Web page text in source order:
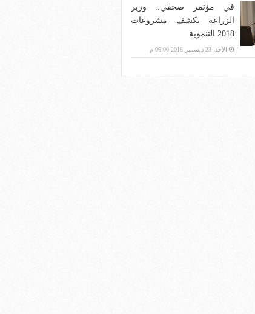
في مؤتمر صحفي.. وزير
الزراعة يكشف مشروعات
2018 التنموية
الأحد، 23 ديسمبر 2018 06:00 م